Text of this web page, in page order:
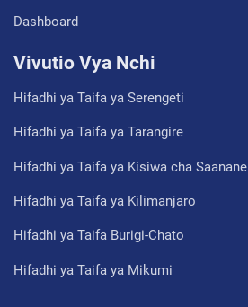
Dashboard
Vivutio Vya Nchi
Hifadhi ya Taifa ya Serengeti
Hifadhi ya Taifa ya Tarangire
Hifadhi ya Taifa ya Kisiwa cha Saanane
Hifadhi ya Taifa ya Kilimanjaro
Hifadhi ya Taifa Burigi-Chato
Hifadhi ya Taifa ya Mikumi